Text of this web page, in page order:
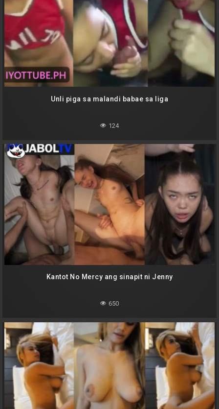
Unli piga sa malandi babae sa liga
124
Kantot No Mercy ang sinapit ni Jenny
650